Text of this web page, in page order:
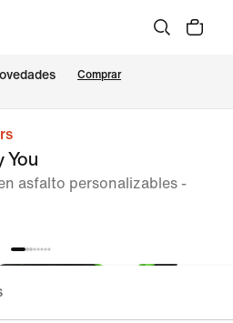
Comprar
You
asfalto personalizables -